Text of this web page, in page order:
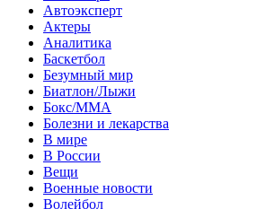
Автоэксперт
Актеры
Аналитика
Баскетбол
Безумный мир
Биатлон/Лыжи
Бокс/MMA
Болезни и лекарства
В мире
В России
Вещи
Военные новости
Волейбол